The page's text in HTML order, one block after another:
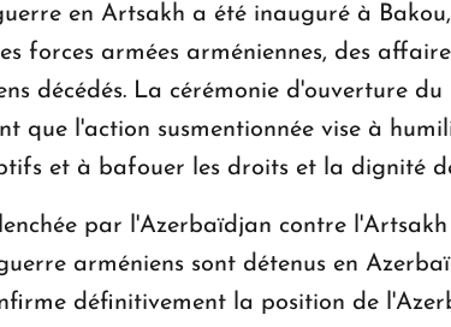
en Artsakh a été inauguré à
forces armées arméniennes, des
décédés. La cérémonie d'ouverture
que l'action susmentionnée vise à
et à bafouer les droits et la dignité
par l'Azerbaïdjan contre
arméniens sont détenus en
définitivement la position de